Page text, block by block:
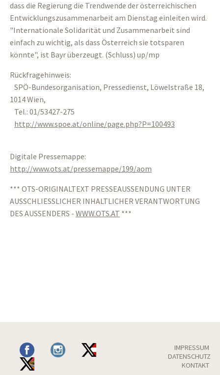
dass die Regierung die Trendwende der österreichischen
Entwicklungszusammenarbeit am Dienstag einleiten wird.
"Internationale Solidarität und Zusammenarbeit sind
einfach zu wichtig, als dass Österreich sie totsparen
könnte", ist Bayr überzeugt. (Schluss) up/mp
Rückfragehinweis:
SPÖ-Bundesorganisation, Pressedienst, Löwelstraße 18,
1014 Wien,
Tel.: 01/53427-275
http://www.spoe.at/online/page.php?P=100493
Digitale Pressemappe:
http://www.ots.at/pressemappe/199/aom
*** OTS-ORIGINALTEXT PRESSEAUSSENDUNG UNTER
AUSSCHLIESSLICHER INHALTLICHER VERANTWORTUNG
DES AUSSENDERS - WWW.OTS.AT ***
IMPRESSUM
DATENSCHUTZ
KONTAKT